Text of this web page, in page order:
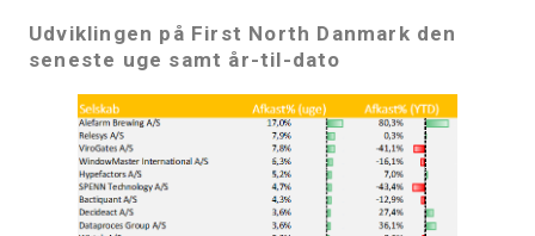
Udviklingen på First North Danmark den
seneste uge samt år-til-dato